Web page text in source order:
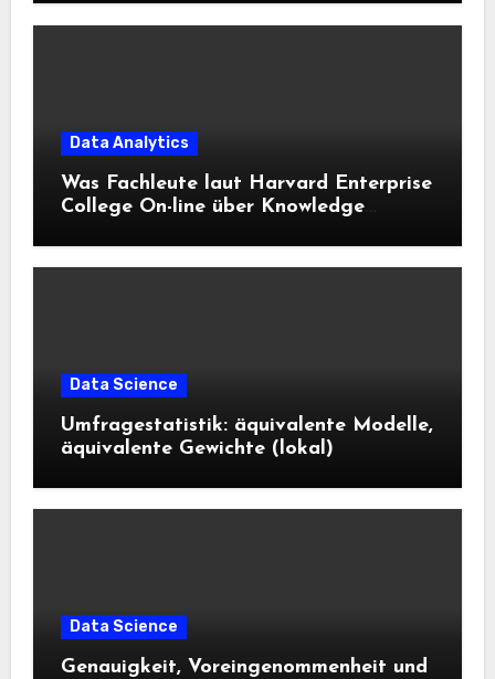
Data Analytics
Was Fachleute laut Harvard Enterprise
College On-line über Knowledge
Data Science
Umfragestatistik: äquivalente Modelle,
äquivalente Gewichte (lokal)
Data Science
Genauigkeit, Voreingenommenheit und